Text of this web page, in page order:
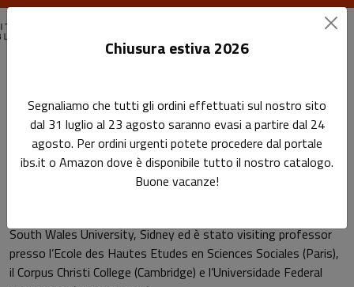
Martyn Lyons
Pagina di Martyn Lyons
South Wales University, Sidney ed è stato visiting professor
presso l’Ecole des Hautes Etudes en Sciences Sociales (Paris),
il Corpus Christi College (Cambridge) e l’Universidade Federal
Chiusura estiva 2026
Segnaliamo che tutti gli ordini effettuati sul nostro sito
dal 31 luglio al 23 agosto saranno evasi a partire dal 24
agosto. Per ordini urgenti potete procedere dal portale
ibs.it o Amazon dove è disponibile tutto il nostro catalogo.
Buone vacanze!